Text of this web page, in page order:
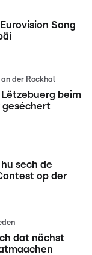
Song
an der Rockhal
beim
geséchert
sech de
op der
dat nächst